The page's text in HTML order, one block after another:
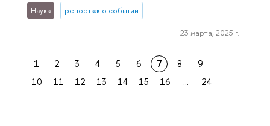
Наука репортаж о событии
23 марта, 2025 г.
1 2 3 4 5 6 7 8
9
10
11 12 13 14 15 16 ... 24